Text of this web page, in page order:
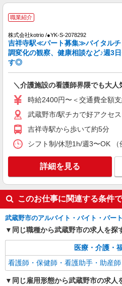
派遣社員
株式会社kotrio /●TC-H-1992953
武蔵境駅＊看護
時給1600円〜
通費全支給(ガソ
武蔵野市★面
キープ
派遣社員
株式会社kotrio /●TC-H-1993039
吉祥寺駅｜家庭
看護師【夜勤な
時給2000〜
費全支給(ガソリン
武蔵野市
職業紹介
株式会社kotrio /●YK-S-2096728
定員で即終了！
職業紹介
株式会社kotrio /●YK-S-2078292
吉祥寺駅≪パート募集≫バイタルチ
調変化の観察、健康相談など♪週3
す◎
＼介護施設の看護師界隈でも大人
時給2400円〜＜交通費全額
武蔵野市/駅チカで好アクセ
吉祥寺駅から歩いて約5分
シフト制/休憩1h/週3〜OK
詳細を見る
このお仕事に関連する条件
武蔵野市のアルバイト・バイト・パー
同じ職種から武蔵野市の求人を探
医療・介護・
看護師・保健師・看護助手・助産師
同じ雇用形態から武蔵野市の求人